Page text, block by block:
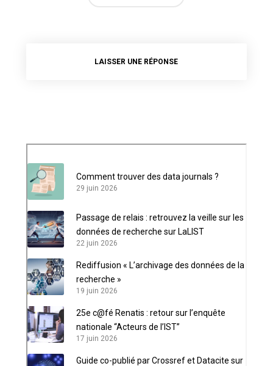
LAISSER UNE RÉPONSE
Comment trouver des data journals ?
29 juin 2026
Passage de relais : retrouvez la veille sur les
données de recherche sur LaLIST
22 juin 2026
Rediffusion « L’archivage des données de la
recherche »
19 juin 2026
25e c@fé Renatis : retour sur l’enquête
nationale “Acteurs de l’IST”
17 juin 2026
Guide co-publié par Crossref et Datacite sur